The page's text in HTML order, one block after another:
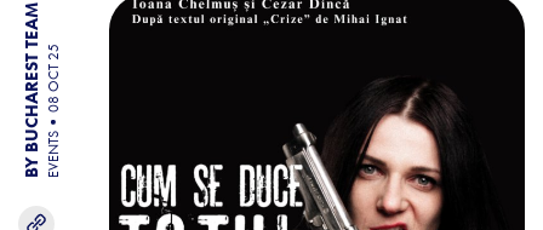
BY BUCHAREST TEAM EVENTS
08 OCT 25